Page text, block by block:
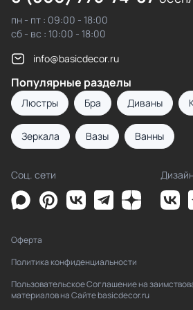
пн - пт : 09:00 - 18:00
сб - вс : 10:00 - 18:00
info@basicdecor.ru
Популярные разделы
Люстры Бра Диваны
Зеркала Вазы Ванны
Соц. сети
Оферта
Политика конфиденциальности
Пользовательское Соглашение на
материалов на Сайте basicdecor.ru